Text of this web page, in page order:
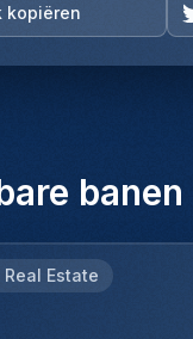
kopiëren
banen
Estate